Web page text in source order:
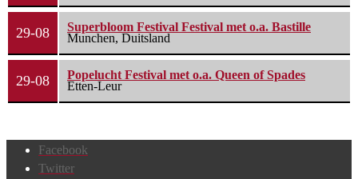
29-08
Superbloom Festival Festival met o.a. Bastille
Munchen, Duitsland
29-08
Popelucht Festival met o.a. Queen of Spades
Etten-Leur
Facebook
Twitter